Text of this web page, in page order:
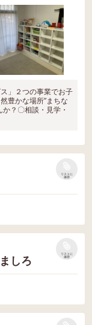
」２つの事業でお子
豊かな場所”まちな
？〇相談・見学・
リストに
保存
しろ
リストに
保存